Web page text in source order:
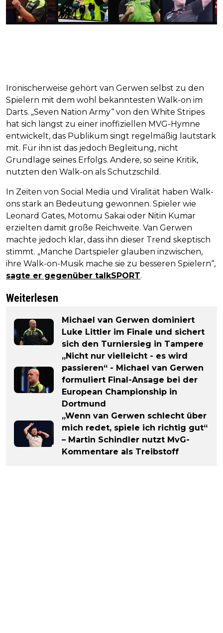
Ironischerweise gehört van Gerwen selbst zu den
Spielern mit dem wohl bekanntesten Walk-on im
Darts. „Seven Nation Army“ von den White Stripes
hat sich längst zu einer inoffiziellen MVG-Hymne
entwickelt, das Publikum singt regelmäßig lautstark
mit. Für ihn ist das jedoch Begleitung, nicht
Grundlage seines Erfolgs. Andere, so seine Kritik,
nutzten den Walk-on als Schutzschild.
In Zeiten von Social Media und Viralität haben Walk-
ons stark an Bedeutung gewonnen. Spieler wie
Leonard Gates, Motomu Sakai oder Nitin Kumar
erzielten damit große Reichweite. Van Gerwen
machte jedoch klar, dass ihn dieser Trend skeptisch
stimmt. „Manche Dartspieler glauben inzwischen,
ihre Walk-on-Musik mache sie zu besseren Spielern“,
sagte er gegenüber talkSPORT.
Weiterlesen
Michael van Gerwen dominiert
Luke Littler im Finale und sichert
sich den Turniersieg in Tampere
„Nicht nur vielleicht - es wird
passieren“ - Michael van Gerwen
formuliert Final-Ansage bei der
European Championship in
Dortmund
„Wenn van Gerwen schlecht über
mich redet, spiele ich richtig gut“
– Martin Schindler nutzt MvG-
Kommentare als Treibstoff